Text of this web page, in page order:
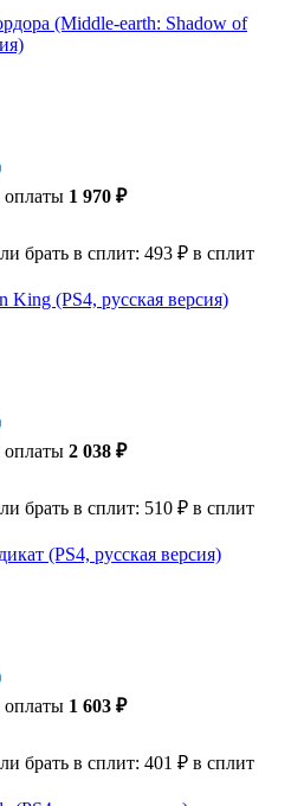
(Middle-earth: Shadow of
оплаты 1 970 ₽
брать в сплит: 493 ₽ в сплит
(PS4, русская версия)
оплаты 2 038 ₽
брать в сплит: 510 ₽ в сплит
(PS4, русская версия)
оплаты 1 603 ₽
брать в сплит: 401 ₽ в сплит